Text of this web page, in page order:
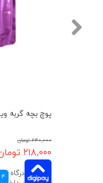
۲۴۰,۰۰۰ تومان
۲۱۸,۰۰۰ تومان
4 قسط